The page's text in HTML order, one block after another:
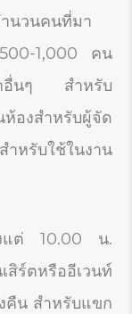
นวนคนที่มา
1,000 คน
กอื่นๆ สำหรับ
องสำหรับผู้จัด
หรับใช้ในงาน
งแต่ 10.00 น.
สิร์ตหรืออีเวนท์
คืน สำหรับแขก